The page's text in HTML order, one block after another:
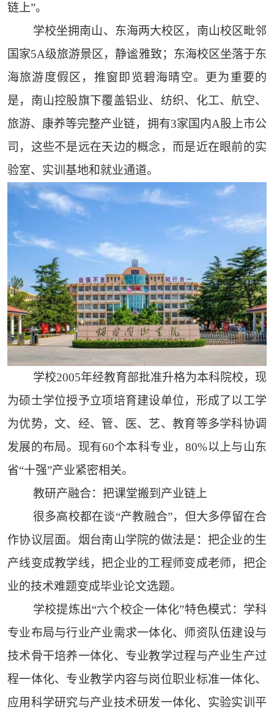
链上”。
学校坐拥南山、东海两大校区，南山校区毗邻
国家5A级旅游景区，静谧雅致；东海校区坐落于东
海旅游度假区，推窗即览碧海晴空。更为重要的
是，南山控股旗下覆盖铝业、纺织、化工、航空、
旅游、康养等完整产业链，拥有3家国内A股上市公
司，这些不是远在天边的概念，而是近在眼前的实
验室、实训基地和就业通道。
学校2005年经教育部批准升格为本科院校，现
为硕士学位授予立项培育建设单位，形成了以工学
为优势，文、经、管、医、艺、教育等多学科协调
发展的布局。现有60个本科专业，80%以上与山东
省“十强”产业紧密相关。
教研产融合：把课堂搬到产业链上
很多高校都在谈“产教融合”，但大多停留在合
作协议层面。烟台南山学院的做法是：把企业的生
产线变成教学线，把企业的工程师变成老师，把企
业的技术难题变成毕业论文选题。
学校提炼出“六个校企一体化”特色模式：学科
专业布局与行业产业需求一体化、师资队伍建设与
技术骨干培养一体化、专业教学过程与产业生产过
程一体化、专业教学内容与岗位职业标准一体化、
应用科学研究与产业技术研发一体化、实验实训平